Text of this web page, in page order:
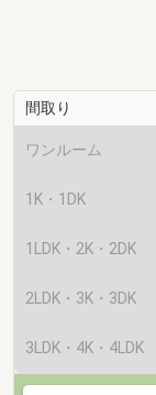
間取り
ワンルーム
1K・1DK
1LDK・2K・2DK
2LDK・3K・3DK
3LDK・4K・4LDK